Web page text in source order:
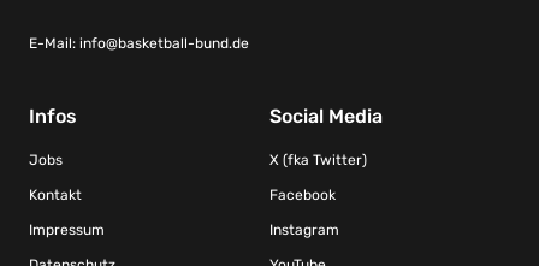
E-Mail: info@basketball-bund.de
Infos
Jobs
Kontakt
Impressum
Social Media
X (fka Twitter)
Facebook
Instagram